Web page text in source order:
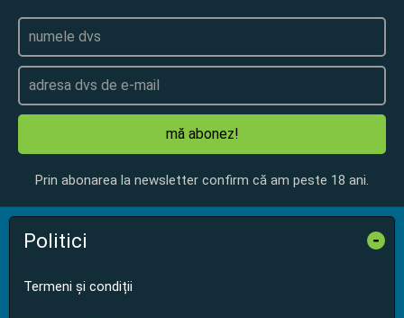
mă abonez!
Prin abonarea la newsletter confirm că am peste 18 ani.
Politici -
Termeni și condiții